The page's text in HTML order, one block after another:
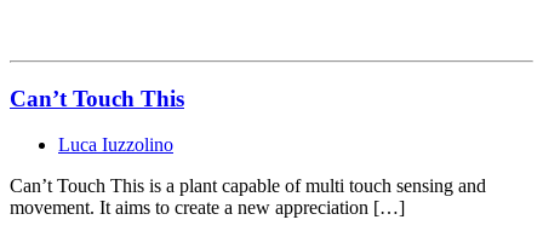
Can’t Touch This
Luca Iuzzolino
Can’t Touch This is a plant capable of multi touch sensing and
movement. It aims to create a new appreciation […]